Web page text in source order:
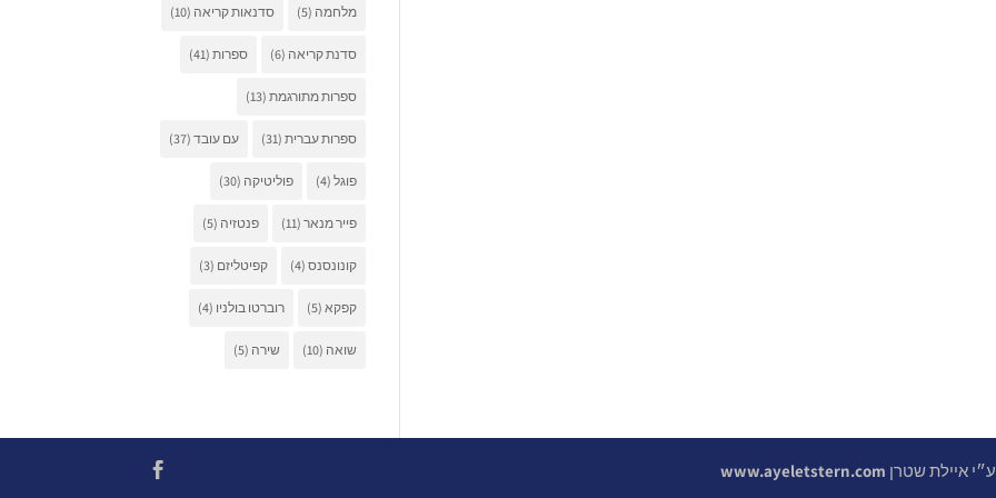
מלחמה (5) סדנאות קריאה (10)
סדנת קריאה (6) ספרות (41)
ספרות מתורגמת (13)
ספרות עברית (31) עם עובד (37)
פוגל (4) פוליטיקה (30)
פייר מנאר (11) פנטזיה (5)
קונונסנס (4) קפיטליזם (3)
קפקא (5) רוברטו בולניו (4)
שואה (10) שירה (5)
איילת שטרן www.ayeletstern.com